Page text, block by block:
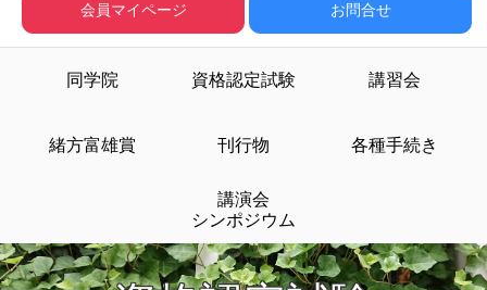
会員マイページ お問合せ
同学院 資格認定試験 講習会
緒方富雄賞 刊行物 各種手続き
講演会
シンポジウム